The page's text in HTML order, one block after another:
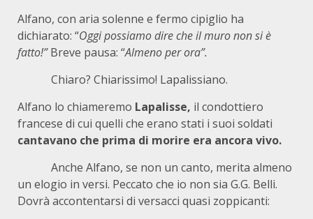
Alfano, con aria solenne e fermo cipiglio ha
dichiarato: “Oggi possiamo dire che il muro non si è
fatto!”Breve pausa: “Almeno per ora”.
Chiaro? Chiarissimo! Lapalissiano.
Alfano lo chiameremo Lapalisse, il condottiero
francese di cui quelli che erano stati i suoi soldati
cantavano che prima di morire era ancora vivo.
Anche Alfano, se non un canto, merita almeno
un elogio in versi. Peccato che io non sia G.G. Belli.
Dovrà accontentarsi di versacci quasi zoppicanti: